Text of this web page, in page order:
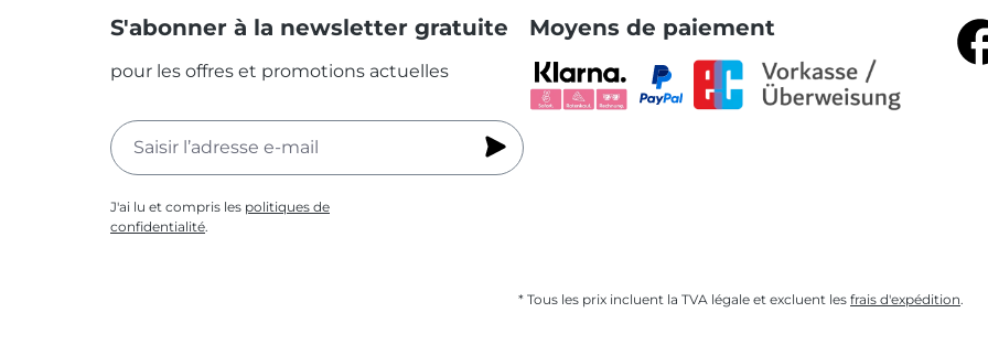
S'abonner à la newsletter gratuite
pour les offres et promotions actuelles
J'ai lu et compris les politiques de
confidentialité.
Moyens de paiement
* Tous les prix incluent la TVA légale et excluent les frais d'expédition.